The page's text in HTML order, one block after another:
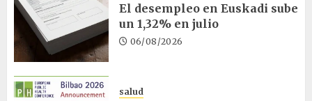
El desempleo en Euskadi sube
un 1,32% en julio
06/08/2026
salud